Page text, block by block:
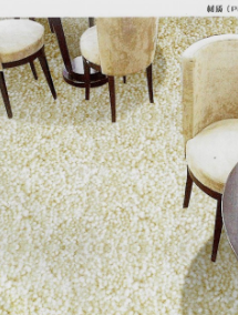
北極熊系列
ZOOM